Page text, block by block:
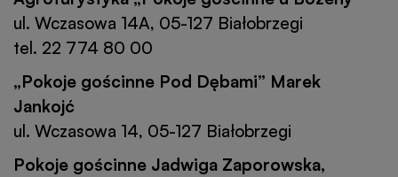
ul. Wczasowa 14A, 05-127 Białobrzegi
tel. 22 774 80 00
„Pokoje gościnne Pod Dębami” Marek
Jankojć
ul. Wczasowa 14, 05-127 Białobrzegi
Pokoje gościnne Jadwiga Zaporowska,